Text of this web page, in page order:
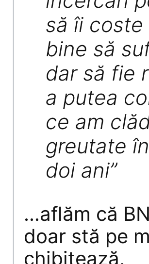
să îi
bine să
dar să fie
a putea
ce am
greutate
doi ani”
…aflăm că
doar stă pe
chibiţează.